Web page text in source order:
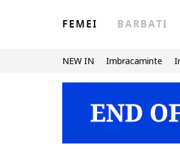
FEMEI BARBATI
NEW IN Imbracaminte